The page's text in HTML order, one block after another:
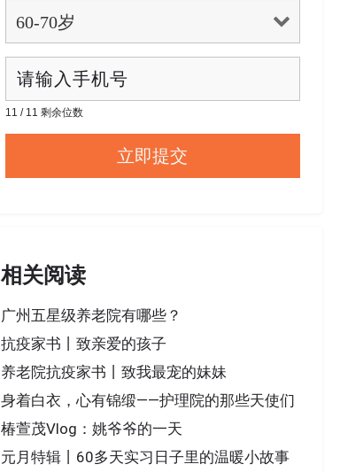
11 / 11 剩余位数
相关阅读
广州五星级养老院有哪些？
抗疫家书丨致亲爱的孩子
养老院抗疫家书丨致我最宠的妹妹
身着白衣，心有锦缎——护理院的那些天使们
椿萱茂Vlog：姚爷爷的一天
元月特辑丨60多天实习日子里的温暖小故事